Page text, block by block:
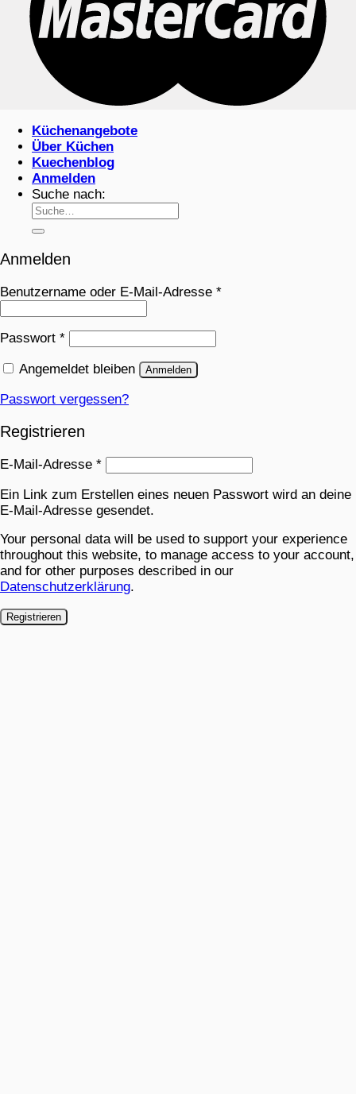
Küchenangebote
Über Küchen
Kuechenblog
Anmelden
Suche nach:
Anmelden
Benutzername oder E-Mail-Adresse *
Passwort *
Angemeldet bleiben Anmelden
Passwort vergessen?
Registrieren
E-Mail-Adresse *
Ein Link zum Erstellen eines neuen Passwort wird an deine
E-Mail-Adresse gesendet.
Your personal data will be used to support your experience
throughout this website, to manage access to your account,
and for other purposes described in our
Datenschutzerklärung.
Registrieren